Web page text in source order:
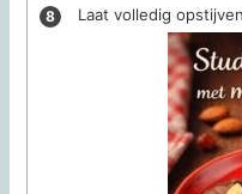
Laat volledig